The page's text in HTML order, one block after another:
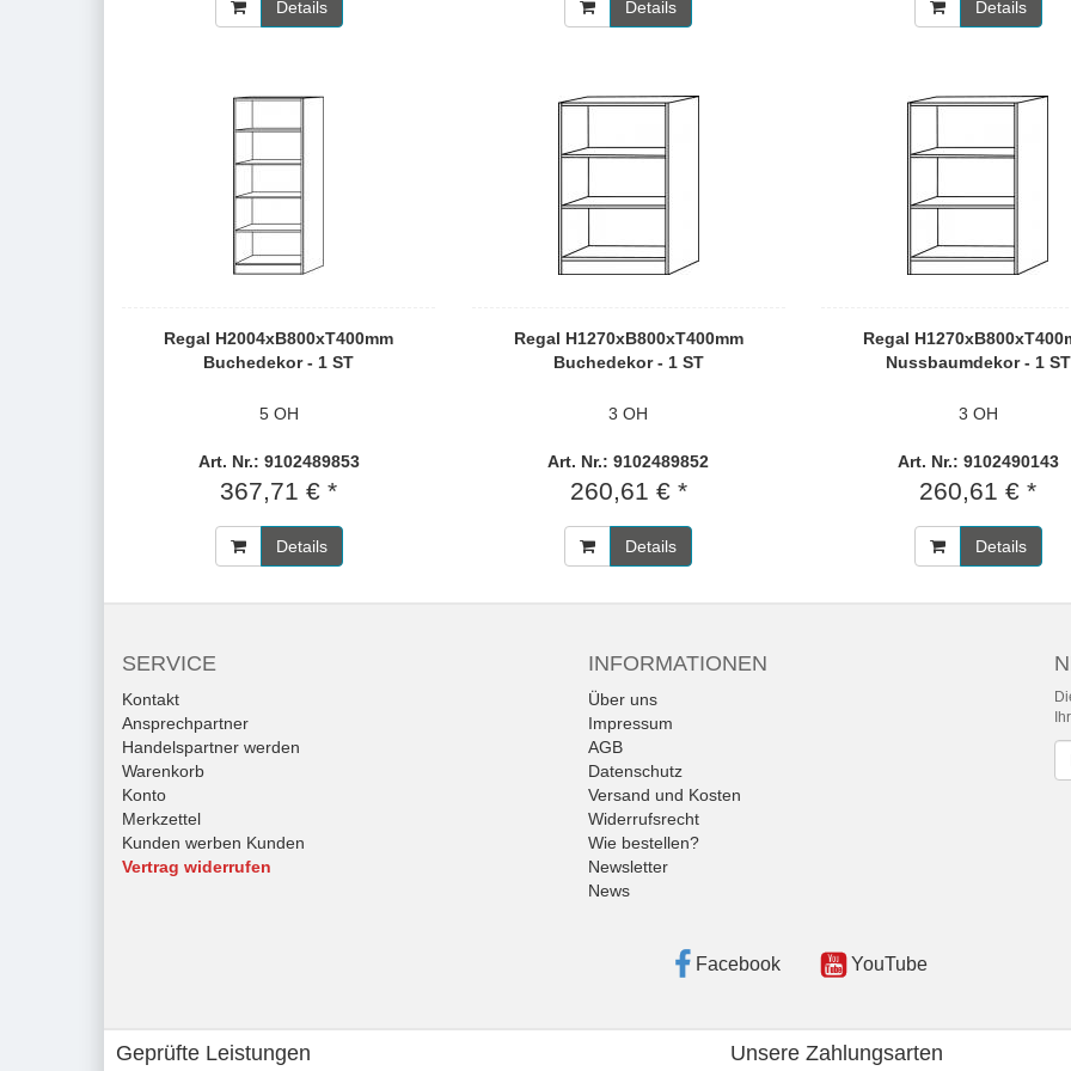
Details Details Details
Regal H2004xB800xT400mm
Buchedekor - 1 ST
5 OH
Art. Nr.: 9102489853
367,71 € *
Details
Regal H1270xB800xT400mm
Buchedekor - 1 ST
3 OH
Art. Nr.: 9102489852
260,61 € *
Details
Regal
Nussbaumdekor - 1 ST
3 OH
Art. Nr.: 9102490143
260,61 € *
Details
SERVICE
Kontakt
Ansprechpartner
Handelspartner werden
Warenkorb
Konto
Merkzettel
Kunden werben Kunden
Vertrag widerrufen
INFORMATIONEN
Über uns
Impressum
AGB
Datenschutz
Versand und Kosten
Widerrufsrecht
Wie bestellen?
Newsletter
News
Facebook YouTube
Geprüfte Leistungen Unsere Zahlungsarten